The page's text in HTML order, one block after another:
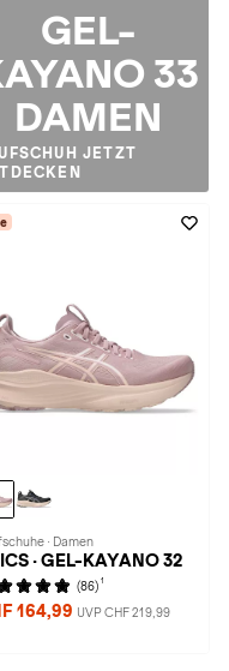
GEL-
33
DAMEN
JETZT
· Damen
· GEL-KAYANO 32
(86) 1
164,99 UVP CHF 219,99